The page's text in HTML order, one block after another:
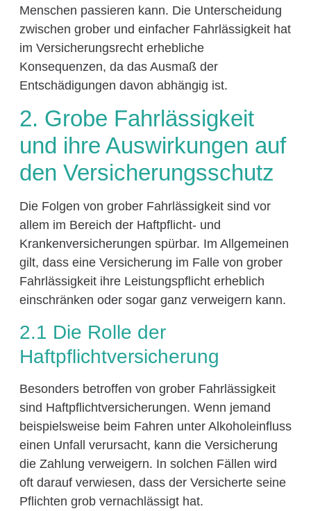
Menschen passieren kann. Die Unterscheidung
zwischen grober und einfacher Fahrlässigkeit hat
im Versicherungsrecht erhebliche
Konsequenzen, da das Ausmaß der
Entschädigungen davon abhängig ist.
2. Grobe Fahrlässigkeit
und ihre Auswirkungen auf
den Versicherungsschutz
Die Folgen von grober Fahrlässigkeit sind vor
allem im Bereich der Haftpflicht- und
Krankenversicherungen spürbar. Im Allgemeinen
gilt, dass eine Versicherung im Falle von grober
Fahrlässigkeit ihre Leistungspflicht erheblich
einschränken oder sogar ganz verweigern kann.
2.1 Die Rolle der
Haftpflichtversicherung
Besonders betroffen von grober Fahrlässigkeit
sind Haftpflichtversicherungen. Wenn jemand
beispielsweise beim Fahren unter Alkoholeinfluss
einen Unfall verursacht, kann die Versicherung
die Zahlung verweigern. In solchen Fällen wird
oft darauf verwiesen, dass der Versicherte seine
Pflichten grob vernachlässigt hat.